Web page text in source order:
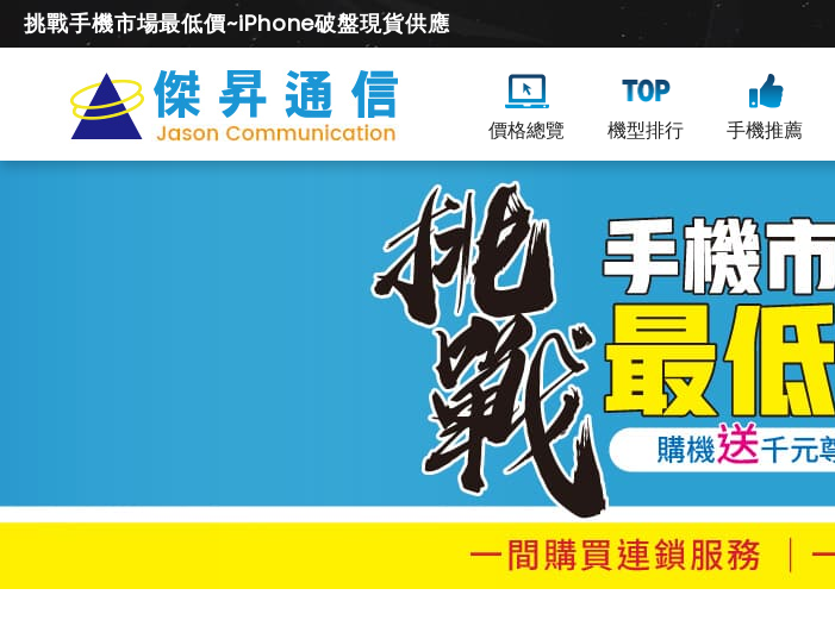
挑戰手機市場最低價~iPhone破盤現貨供應
價格總覽 機型排行 手機推薦